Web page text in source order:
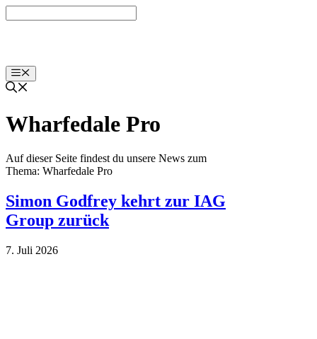
Inhalt
Menü
Wharfedale Pro
Auf dieser Seite findest du unsere News zum
Thema: Wharfedale Pro
Simon Godfrey kehrt zur IAG
Group zurück
7. Juli 2026